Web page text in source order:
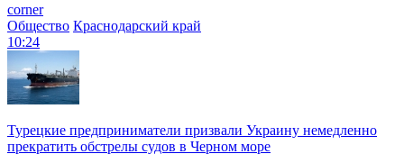
corner
Общество Краснодарский край
10:24
Турецкие предприниматели призвали Украину немедленно
прекратить обстрелы судов в Черном море